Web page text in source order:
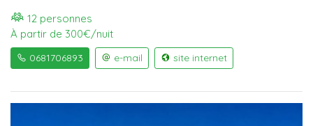
12 personnes
À partir de 300€/nuit
0681706893 e-mail site internet